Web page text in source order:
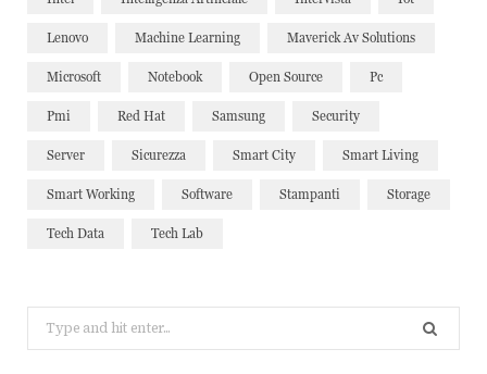
Lenovo Machine Learning Maverick Av Solutions
Microsoft Notebook Open Source Pc
Pmi Red Hat Samsung Security
Server Sicurezza Smart City Smart Living
Smart Working Software Stampanti Storage
Tech Data Tech Lab
Search
for: